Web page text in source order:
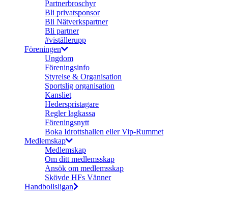
Partnerbroschyr
Bli privatsponsor
Bli Nätverkspartner
Bli partner
#viställerupp
Föreningen
Ungdom
Föreningsinfo
Styrelse & Organisation
Sportslig organisation
Kansliet
Hederspristagare
Regler lagkassa
Föreningsnytt
Boka Idrottshallen eller Vip-Rummet
Medlemskap
Medlemskap
Om ditt medlemsskap
Ansök om medlemsskap
Skövde HFs Vänner
Handbollsligan